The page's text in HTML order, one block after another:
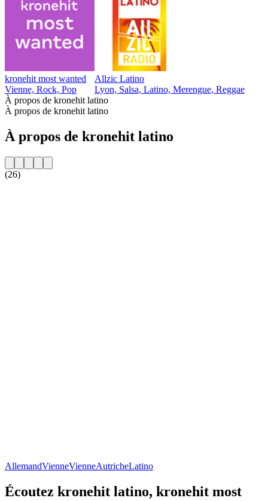
kronehit most wanted
Vienne, Rock, Pop
Allzic Latino
Lyon, Salsa, Latino, Merengue, Reggae
À propos de kronehit latino
À propos de kronehit latino
À propos de kronehit latino
(26)
AllemandVienneVienneAutricheLatino
Écoutez kronehit latino, kronehit most